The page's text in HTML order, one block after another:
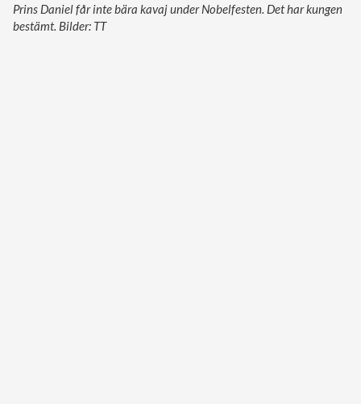
Prins Daniel får inte bära kavaj under Nobelfesten. Det har kungen
bestämt. Bilder: TT